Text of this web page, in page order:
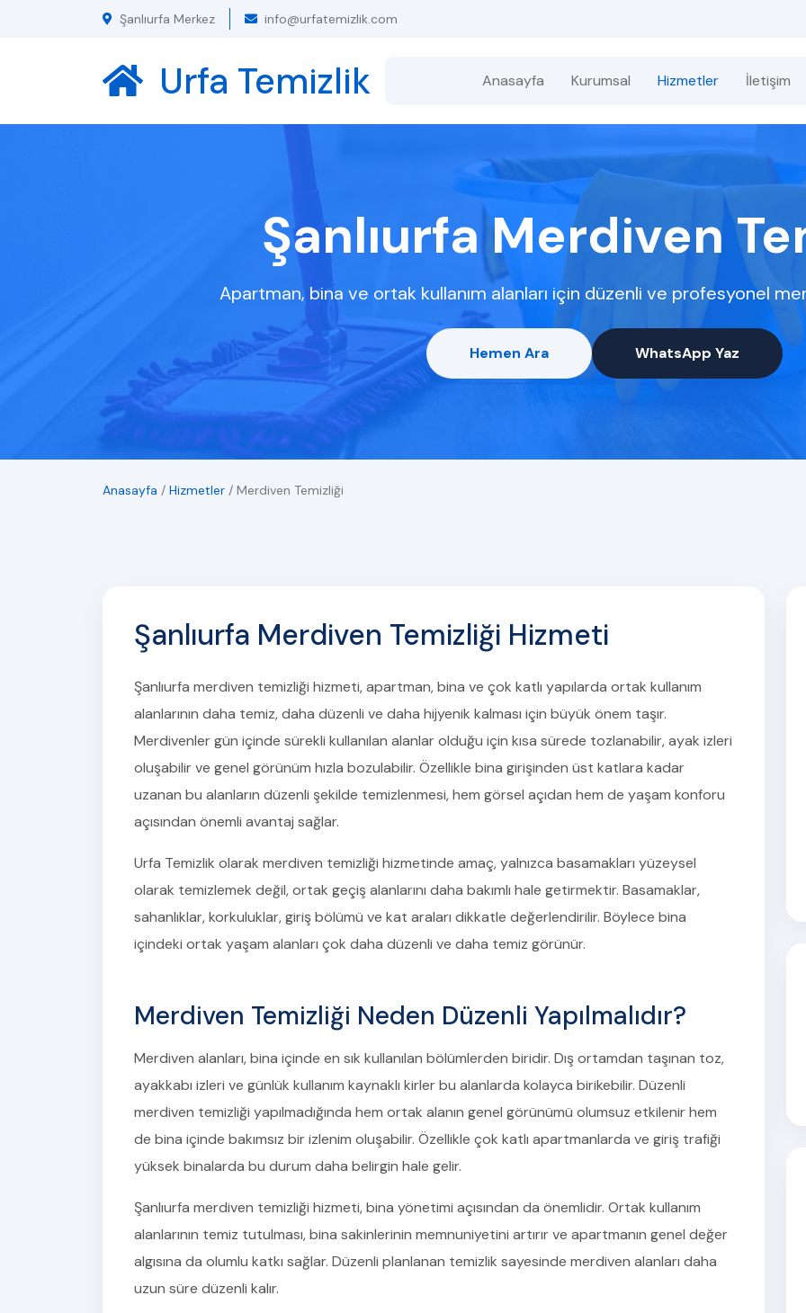
Şanlıurfa Merkez info@urfatemizlik.com
Urfa Temizlik Anasayfa Kurumsal Hizmetler İletişim
Şanlıurfa Merdiven
Apartman, bina ve ortak kullanım alanları için düzenli ve profesyonel
Hemen Ara WhatsApp Yaz
Anasayfa / Hizmetler / Merdiven Temizliği
Şanlıurfa Merdiven Temizliği Hizmeti
Şanlıurfa merdiven temizliği hizmeti, apartman, bina ve çok katlı yapılarda ortak kullanım
alanlarının daha temiz, daha düzenli ve daha hijyenik kalması için büyük önem taşır.
Merdivenler gün içinde sürekli kullanılan alanlar olduğu için kısa sürede tozlanabilir, ayak izleri
oluşabilir ve genel görünüm hızla bozulabilir. Özellikle bina girişinden üst katlara kadar
uzanan bu alanların düzenli şekilde temizlenmesi, hem görsel açıdan hem de yaşam konforu
açısından önemli avantaj sağlar.
Urfa Temizlik olarak merdiven temizliği hizmetinde amaç, yalnızca basamakları yüzeysel
olarak temizlemek değil, ortak geçiş alanlarını daha bakımlı hale getirmektir. Basamaklar,
sahanlıklar, korkuluklar, giriş bölümü ve kat araları dikkatle değerlendirilir. Böylece bina
içindeki ortak yaşam alanları çok daha düzenli ve daha temiz görünür.
Merdiven Temizliği Neden Düzenli Yapılmalıdır?
Merdiven alanları, bina içinde en sık kullanılan bölümlerden biridir. Dış ortamdan taşınan toz,
ayakkabı izleri ve günlük kullanım kaynaklı kirler bu alanlarda kolayca birikebilir. Düzenli
merdiven temizliği yapılmadığında hem ortak alanın genel görünümü olumsuz etkilenir hem
de bina içinde bakımsız bir izlenim oluşabilir. Özellikle çok katlı apartmanlarda ve giriş trafiği
yüksek binalarda bu durum daha belirgin hale gelir.
Şanlıurfa merdiven temizliği hizmeti, bina yönetimi açısından da önemlidir. Ortak kullanım
alanlarının temiz tutulması, bina sakinlerinin memnuniyetini artırır ve apartmanın genel değer
algısına da olumlu katkı sağlar. Düzenli planlanan temizlik sayesinde merdiven alanları daha
uzun süre düzenli kalır.